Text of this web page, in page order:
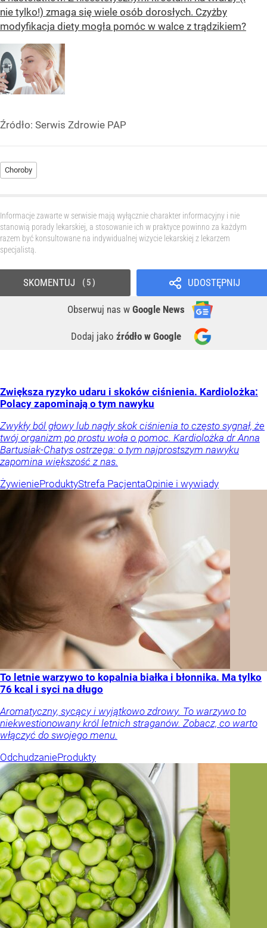
nie tylko!) zmaga się wiele osób dorosłych. Czyżby
modyfikacja diety mogła pomóc w walce z trądzikiem?
Źródło: Serwis Zdrowie PAP
Choroby
Informacje zawarte w serwisie mają wyłącznie charakter informacyjny i nie
stanowią porady lekarskiej, a stosowanie ich w praktyce powinno za każdym
razem być konsultowane na indywidualnej wizycie lekarskiej z lekarzem
specjalistą.
UDOSTĘPNIJ
Obserwuj nas w Google News
Dodaj jako źródło w Google
SKOMENTUJ 5
Zwiększa ryzyko udaru i skoków ciśnienia. Kardiolożka:
Polacy zapominają o tym nawyku
Zwykły ból głowy lub nagły skok ciśnienia to często sygnał, że
twój organizm po prostu woła o pomoc. Kardiolożka dr Anna
Bartusiak-Chatys ostrzega: o tym najprostszym nawyku
zapomina większość z nas.
ŻywienieProduktyStrefa PacjentaOpinie i wywiady
To letnie warzywo to kopalnia białka i błonnika. Ma tylko
76 kcal i syci na długo
Aromatyczny, sycący i wyjątkowo zdrowy. To warzywo to
niekwestionowany król letnich straganów. Zobacz, co warto
włączyć do swojego menu.
OdchudzanieProdukty